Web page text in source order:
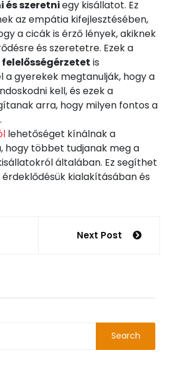
és szeretniegy kisállatot. Ez
az empátia kifejlesztésében,
a cicák is érző lények, akiknek
és szeretetre. Ezek a
felelősségérzetet is
a gyerekek megtanulják, hogy a
kell, és ezek a
arra, hogy milyen fontos a
lehetőséget kínálnak a
hogy többet tudjanak meg a
általában. Ez segíthet
kialakításában és
Next Post